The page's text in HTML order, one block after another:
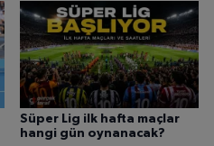
Süper Lig ilk hafta maçlar
hangi gün oynanacak?